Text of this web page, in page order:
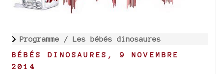
Programme / Les bébés dinosaures
BÉBÉS DINOSAURES, 9 NOVEMBRE
2014